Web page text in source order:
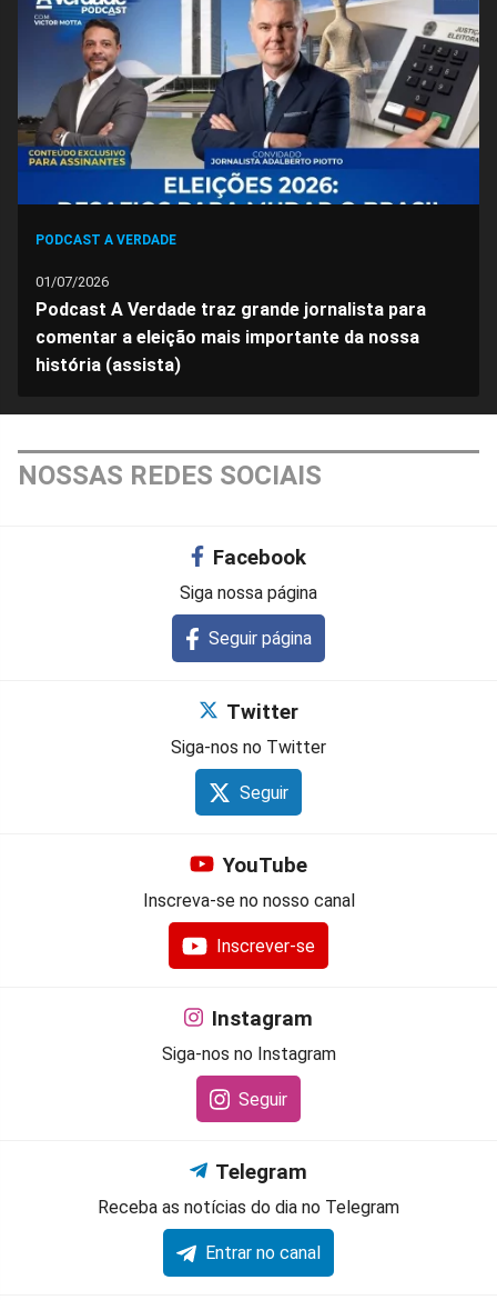
FacebookWhatsappTwitterMessengerTelegramGettr
PODCAST A VERDADE
01/07/2026
Podcast A Verdade traz grande jornalista para
comentar a eleição mais importante da nossa
história (assista)
NOSSAS REDES SOCIAIS
Facebook
Siga nossa página
Seguir página
Twitter
Siga-nos no Twitter
Seguir
YouTube
Inscreva-se no nosso canal
Inscrever-se
Instagram
Siga-nos no Instagram
Seguir
Telegram
Receba as notícias do dia no Telegram
Entrar no canal